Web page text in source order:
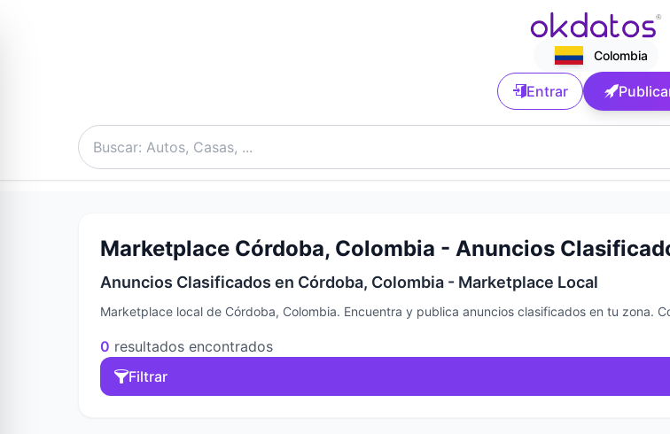
Colombia
Entrar
Marketplace Córdoba, Colombia - Anuncios
Anuncios Clasificados en Córdoba, Colombia - Marketplace Local
Marketplace local de Córdoba, Colombia. Encuentra y publica anuncios clasificados en tu zona.
0 resultados encontrados
Filtrar